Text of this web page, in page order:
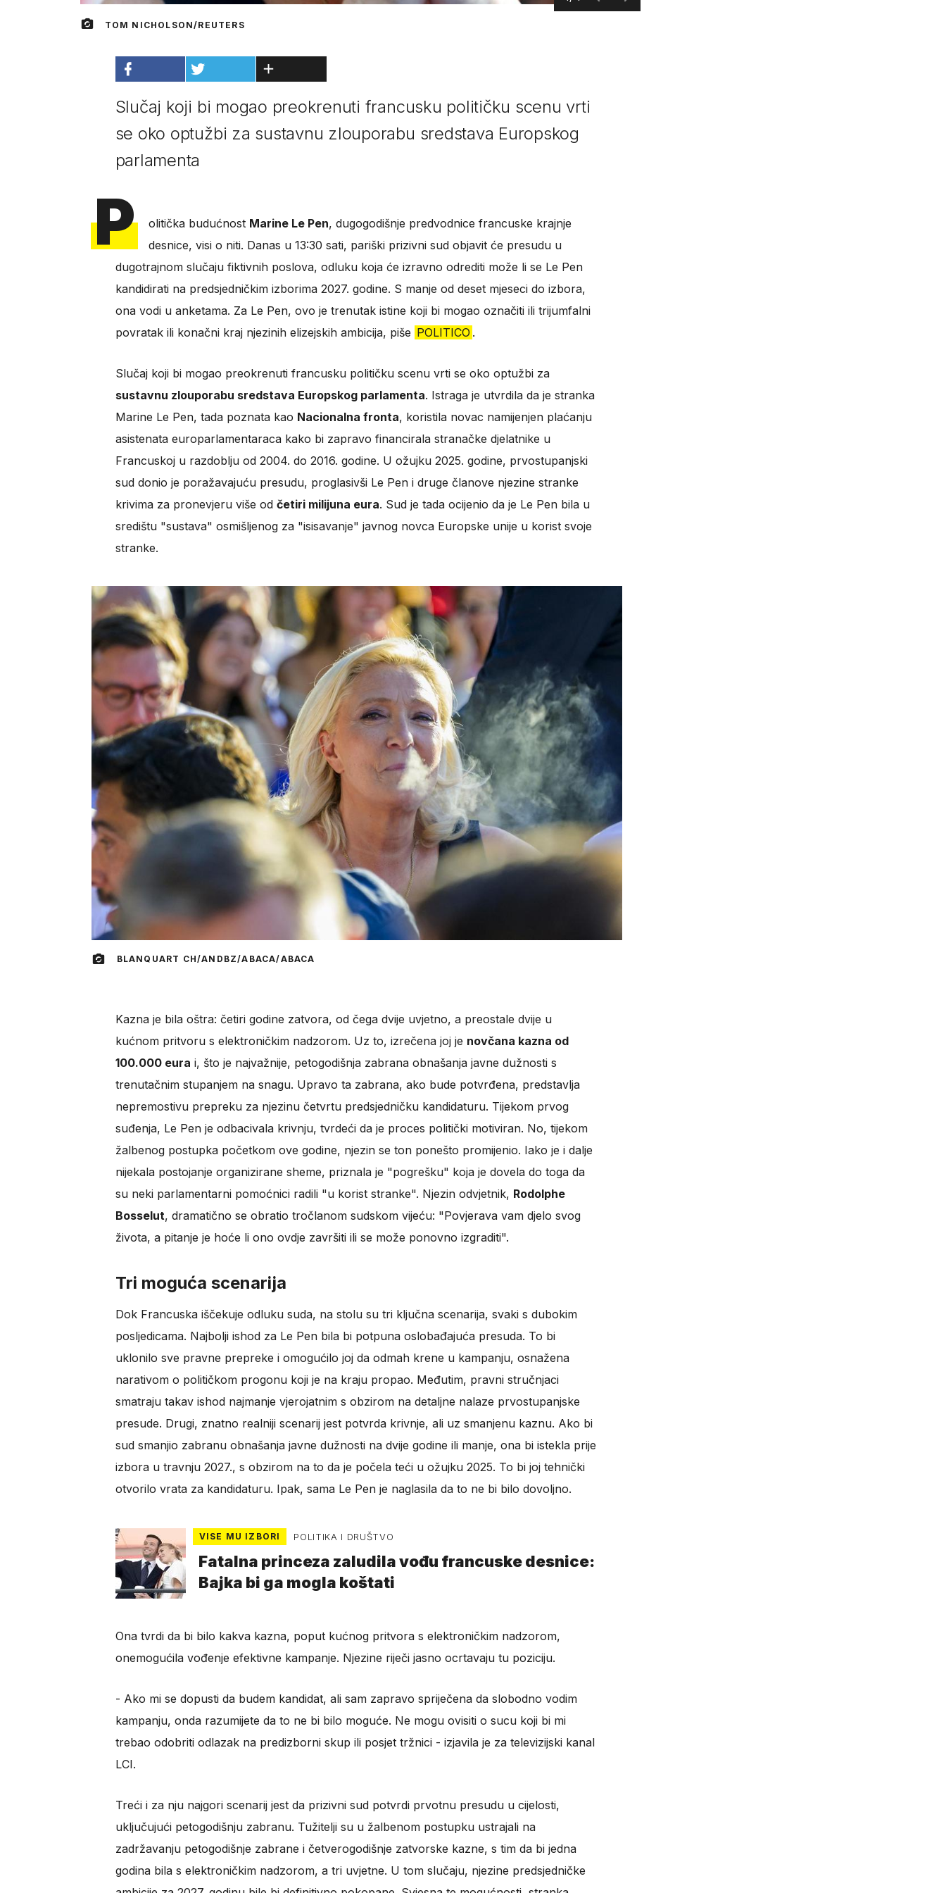
TOM NICHOLSON/REUTERS
Slučaj koji bi mogao preokrenuti francusku političku scenu vrti
se oko optužbi za sustavnu zlouporabu sredstava Europskog
parlamenta
P olitička budućnost Marine Le Pen, dugogodišnje predvodnice francuske krajnje
desnice, visi o niti. Danas u 13:30 sati, pariški prizivni sud objavit će presudu u
dugotrajnom slučaju fiktivnih poslova, odluku koja će izravno odrediti može li se Le Pen
kandidirati na predsjedničkim izborima 2027. godine. S manje od deset mjeseci do izbora,
ona vodi u anketama. Za Le Pen, ovo je trenutak istine koji bi mogao označiti ili trijumfalni
povratak ili konačni kraj njezinih elizejskih ambicija, piše POLITICO .
Slučaj koji bi mogao preokrenuti francusku političku scenu vrti se oko optužbi za
sustavnu zlouporabu sredstava Europskog parlamenta. Istraga je utvrdila da je stranka
Marine Le Pen, tada poznata kao Nacionalna fronta, koristila novac namijenjen plaćanju
asistenata europarlamentaraca kako bi zapravo financirala stranačke djelatnike u
Francuskoj u razdoblju od 2004. do 2016. godine. U ožujku 2025. godine, prvostupanjski
sud donio je poražavajuću presudu, proglasivši Le Pen i druge članove njezine stranke
krivima za pronevjeru više od četiri milijuna eura. Sud je tada ocijenio da je Le Pen bila u
središtu "sustava" osmišljenog za "isisavanje" javnog novca Europske unije u korist svoje
stranke.
BLANQUART CH/ANDBZ/ABACA/ABACA
Kazna je bila oštra: četiri godine zatvora, od čega dvije uvjetno, a preostale dvije u
kućnom pritvoru s elektroničkim nadzorom. Uz to, izrečena joj je novčana kazna od
100.000 eura i, što je najvažnije, petogodišnja zabrana obnašanja javne dužnosti s
trenutačnim stupanjem na snagu. Upravo ta zabrana, ako bude potvrđena, predstavlja
nepremostivu prepreku za njezinu četvrtu predsjedničku kandidaturu. Tijekom prvog
suđenja, Le Pen je odbacivala krivnju, tvrdeći da je proces politički motiviran. No, tijekom
žalbenog postupka početkom ove godine, njezin se ton ponešto promijenio. Iako je i dalje
nijekala postojanje organizirane sheme, priznala je "pogrešku" koja je dovela do toga da
su neki parlamentarni pomoćnici radili "u korist stranke". Njezin odvjetnik, Rodolphe
Bosselut, dramatično se obratio tročlanom sudskom vijeću: "Povjerava vam djelo svog
života, a pitanje je hoće li ono ovdje završiti ili se može ponovno izgraditi".
Tri moguća scenarija
Dok Francuska iščekuje odluku suda, na stolu su tri ključna scenarija, svaki s dubokim
posljedicama. Najbolji ishod za Le Pen bila bi potpuna oslobađajuća presuda. To bi
uklonilo sve pravne prepreke i omogućilo joj da odmah krene u kampanju, osnažena
narativom o političkom progonu koji je na kraju propao. Međutim, pravni stručnjaci
smatraju takav ishod najmanje vjerojatnim s obzirom na detaljne nalaze prvostupanjske
presude. Drugi, znatno realniji scenarij jest potvrda krivnje, ali uz smanjenu kaznu. Ako bi
sud smanjio zabranu obnašanja javne dužnosti na dvije godine ili manje, ona bi istekla prije
izbora u travnju 2027., s obzirom na to da je počela teći u ožujku 2025. To bi joj tehnički
otvorilo vrata za kandidaturu. Ipak, sama Le Pen je naglasila da to ne bi bilo dovoljno.
VISE MU IZBORI POLITIKA I DRUŠTVO
Fatalna princeza zaludila vođu francuske desnice:
Bajka bi ga mogla koštati
Ona tvrdi da bi bilo kakva kazna, poput kućnog pritvora s elektroničkim nadzorom,
onemogućila vođenje efektivne kampanje. Njezine riječi jasno ocrtavaju tu poziciju.
​- Ako mi se dopusti da budem kandidat, ali sam zapravo spriječena da slobodno vodim
kampanju, onda razumijete da to ne bi bilo moguće. Ne mogu ovisiti o sucu koji bi mi
trebao odobriti odlazak na predizborni skup ili posjet tržnici - izjavila je za televizijski kanal
LCI.
Treći i za nju najgori scenarij jest da prizivni sud potvrdi prvotnu presudu u cijelosti,
uključujući petogodišnju zabranu. Tužitelji su u žalbenom postupku ustrajali na
zadržavanju petogodišnje zabrane i četverogodišnje zatvorske kazne, s tim da bi jedna
godina bila s elektroničkim nadzorom, a tri uvjetne. U tom slučaju, njezine predsjedničke